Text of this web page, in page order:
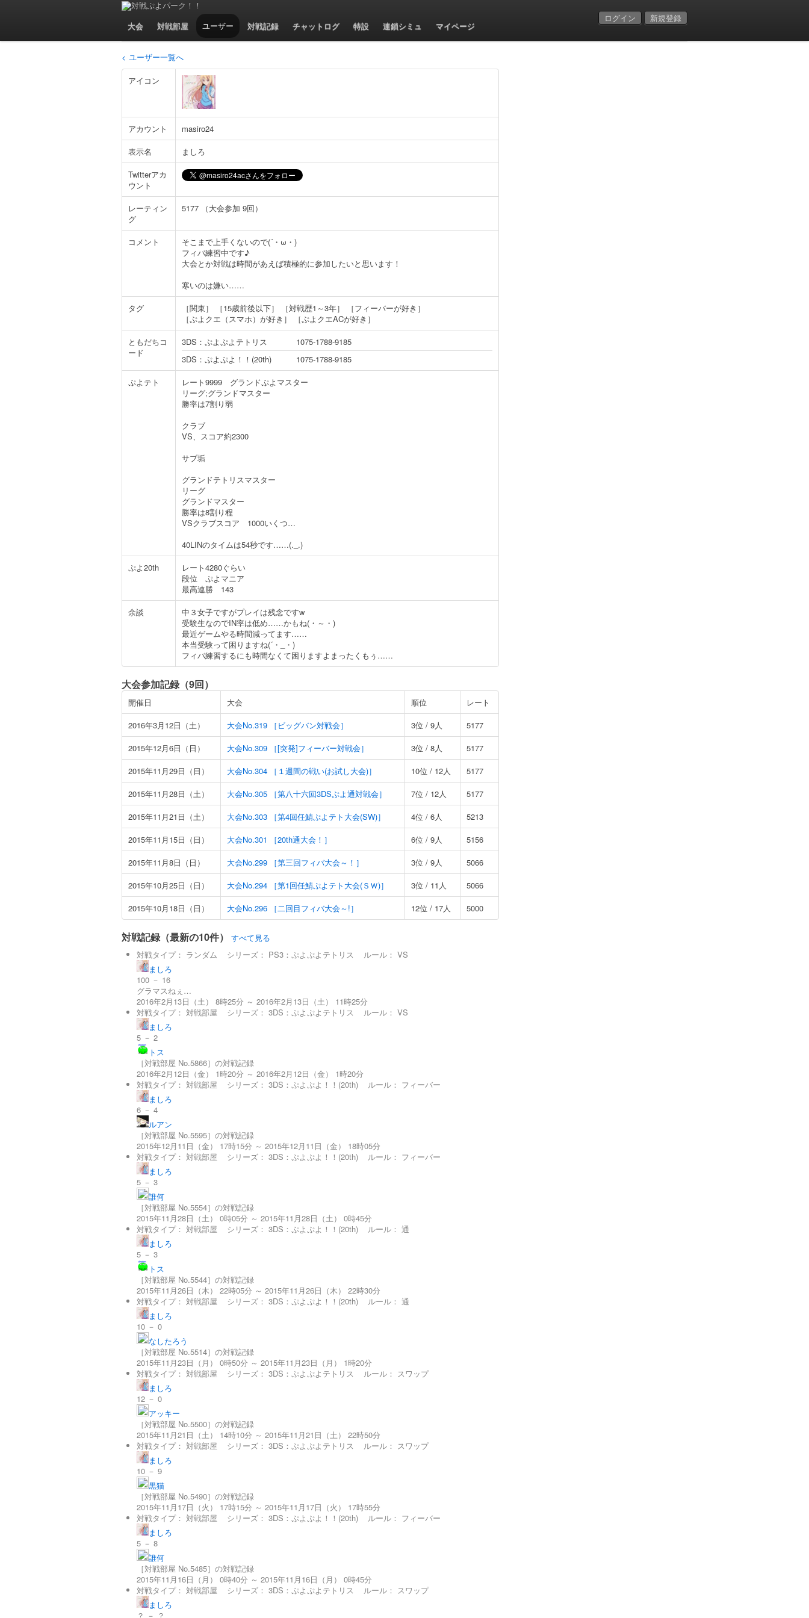
大会 対戦部屋 ユーザー 対戦記録 チャットログ 特設 連鎖シミュ マイページ
ましろ(masiro24)のユーザー情報
< ユーザー一覧へ
アイコン
アカウント
masiro24
表示名
ましろ
Twitterアカ
ウント
レーティン
グ
5177 （大会参加 9回）
コメント
そこまで上手くないので(´・ω・)
フィバ練習中です♪
大会とか対戦は時間があえば積極的に参加したいと思います！
寒いのは嫌い……
タグ
［関東］ ［15歳前後以下］ ［対戦歴1～3年］
［フィーバーが好き］
［ぷよクエ（スマホ）が好き］
［ぷよクエACが好き］
ともだちコ
ード
3DS：ぷよぷよテトリス
1075-1788-9185
3DS：ぷよぷよ！！(20th)
1075-1788-9185
ぷよテト
レート9999 グランドぷよマスター
リーグ;グランドマスター
勝率は7割り弱
クラブ
VS、スコア約2300
サブ垢
グランドテトリスマスター
リーグ
グランドマスター
勝率は8割り程
VSクラブスコア 1000いくつ…
40LINのタイムは54秒です……(._.)
ぷよ20th
レート4280ぐらい
段位 ぷよマニア
最高連勝 143
余談
中３女子ですがプレイは残念ですw
受験生なのでIN率は低め……かもね(・～・)
最近ゲームやる時間減ってます……
本当受験って困りますね(´・_・)
フィバ練習するにも時間なくて困りますよまったくもぅ……
大会参加記録（9回）
開催日 大会 順位
レート
2016年3月12日（土）
大会No.319 ［ビッグバン対戦会］ 3位 / 9人
5177
2015年12月6日（日）
大会No.309 ［[突発]フィーバー対戦会］ 3位 / 8人
5177
2015年11月29日（日）
大会No.304 ［１週間の戦い(お試し大会)］ 10位 / 12人
5177
2015年11月28日（土）
大会No.305 ［第八十六回3DSぷよ通対戦会］ 7位 / 12人
5177
2015年11月21日（土）
大会No.303 ［第4回任鯖ぷよテト大会(SW)］ 4位 / 6人
5213
2015年11月15日（日）
大会No.301 ［20th通大会！］ 6位 / 9人
5156
2015年11月8日（日）
大会No.299 ［第三回フィバ大会～！］ 3位 / 9人
5066
2015年10月25日（日）
大会No.294 ［第1回任鯖ぷよテト大会(ＳＷ)］ 3位 / 11人
5066
2015年10月18日（日）
大会No.296 ［二回目フィバ大会～!］ 12位 / 17人 5000
対戦記録（最新の10件）
すべて見る
対戦タイプ： ランダム シリーズ： PS3：ぷよぷよテトリス ルール： VS
ましろ
100 － 16
グラマスねぇ…
2016年2月13日（土） 8時25分 ～ 2016年2月13日（土） 11時25分
対戦タイプ： 対戦部屋 シリーズ： 3DS：ぷよぷよテトリス ルール： VS
ましろ
5 － 2
トス
［対戦部屋 No.5866］の対戦記録
2016年2月12日（金） 1時20分 ～ 2016年2月12日（金） 1時20分
対戦タイプ： 対戦部屋 シリーズ： 3DS：ぷよぷよ！！(20th) ルール： フィーバー
ましろ
6 － 4
ルアン
［対戦部屋 No.5595］の対戦記録
2015年12月11日（金） 17時15分 ～ 2015年12月11日（金） 18時05分
対戦タイプ： 対戦部屋 シリーズ： 3DS：ぷよぷよ！！(20th) ルール： フィーバー
ましろ
5 － 3
誰何
［対戦部屋 No.5554］の対戦記録
2015年11月28日（土） 0時05分 ～ 2015年11月28日（土） 0時45分
対戦タイプ： 対戦部屋 シリーズ： 3DS：ぷよぷよ！！(20th) ルール： 通
ましろ
5 － 3
トス
［対戦部屋 No.5544］の対戦記録
2015年11月26日（木） 22時05分 ～ 2015年11月26日（木） 22時30分
対戦タイプ： 対戦部屋 シリーズ： 3DS：ぷよぷよ！！(20th) ルール： 通
ましろ
10 － 0
なしたろう
［対戦部屋 No.5514］の対戦記録
2015年11月23日（月） 0時50分 ～ 2015年11月23日（月） 1時20分
対戦タイプ： 対戦部屋 シリーズ： 3DS：ぷよぷよテトリス ルール： スワップ
ましろ
12 － 0
アッキー
［対戦部屋 No.5500］の対戦記録
2015年11月21日（土） 14時10分 ～ 2015年11月21日（土） 22時50分
対戦タイプ： 対戦部屋 シリーズ： 3DS：ぷよぷよテトリス ルール： スワップ
ましろ
10 － 9
黒猫
［対戦部屋 No.5490］の対戦記録
2015年11月17日（火） 17時15分 ～ 2015年11月17日（火） 17時55分
対戦タイプ： 対戦部屋 シリーズ： 3DS：ぷよぷよ！！(20th) ルール： フィーバー
ましろ
5 － 8
誰何
［対戦部屋 No.5485］の対戦記録
2015年11月16日（月） 0時40分 ～ 2015年11月16日（月） 0時45分
対戦タイプ： 対戦部屋 シリーズ： 3DS：ぷよぷよテトリス ルール： スワップ
ましろ
？ － ？